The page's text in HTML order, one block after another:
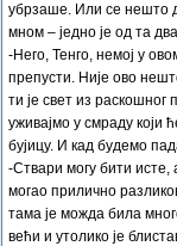
убрзаше. Или се нешто
мном – једно је од та
-Него, Тенго, немој у
препусти. Није ово
ти је свет из раскошног
уживајмо у смраду који
бујицу. И кад будемо
-Ствари могу бити
могао прилично
тама је можда била
већи и утолико је